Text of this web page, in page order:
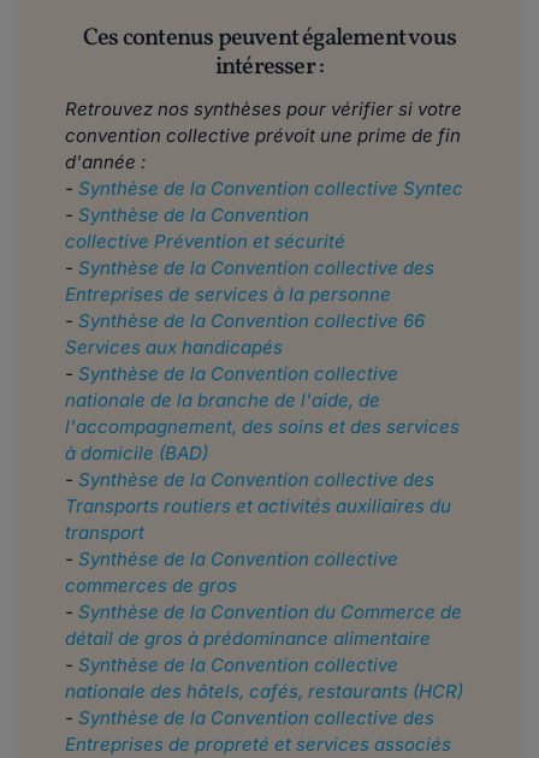
Ces contenus peuvent également vous
intéresser :
Retrouvez nos synthèses pour vérifier si votre
convention collective prévoit une prime de fin
d'année :
- Synthèse de la Convention collective Syntec
- Synthèse de la Convention
collective Prévention et sécurité
- Synthèse de la Convention collective des
Entreprises de services à la personne
- Synthèse de la Convention collective 66
Services aux handicapés
- Synthèse de la Convention collective
nationale de la branche de l'aide, de
l'accompagnement, des soins et des services
à domicile (BAD)
- Synthèse de la Convention collective des
Transports routiers et activités auxiliaires du
transport
- Synthèse de la Convention collective
commerces de gros
- Synthèse de la Convention du Commerce de
détail de gros à prédominance alimentaire
- Synthèse de la Convention collective
nationale des hôtels, cafés, restaurants (HCR)
- Synthèse de la Convention collective des
Entreprises de propreté et services associés